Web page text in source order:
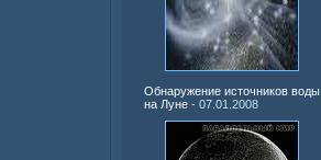
Обнаружение источников воды
на Луне - 07.01.2008